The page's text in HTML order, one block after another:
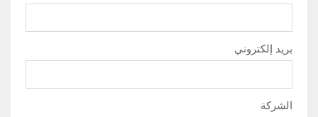
بريد إلكتروني
الشركة